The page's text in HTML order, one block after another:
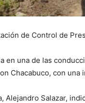
de Control de
en una de las
Chacabuco, con
Alejandro Salazar,